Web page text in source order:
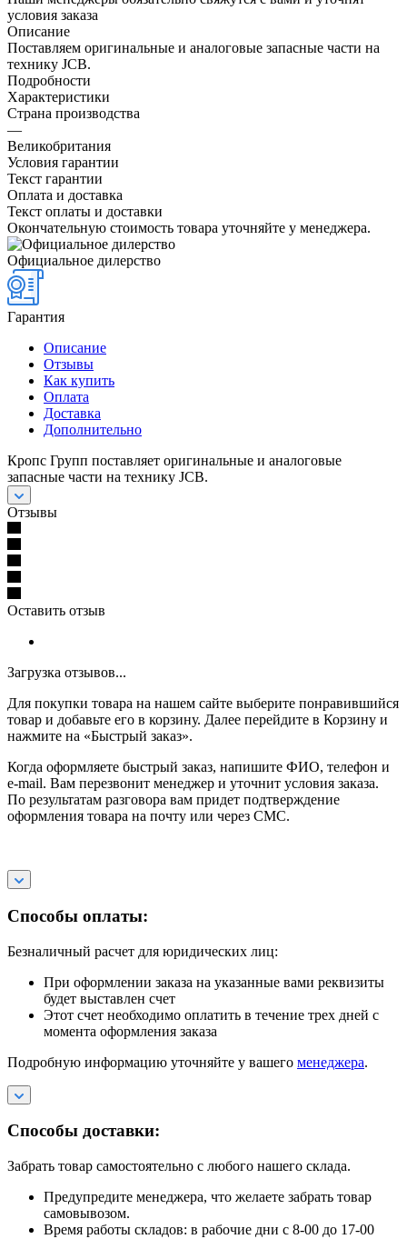
условия заказа
Описание
Поставляем оригинальные и аналоговые запасные части на
технику JCB.
Подробности
Характеристики
Страна производства
—
Великобритания
Условия гарантии
Текст гарантии
Оплата и доставка
Текст оплаты и доставки
Окончательную стоимость товара уточняйте у менеджера.
Официальное дилерство
Гарантия
Описание
Отзывы
Как купить
Оплата
Доставка
Дополнительно
Кропс Групп поставляет оригинальные и аналоговые
запасные части на технику JCB.
Отзывы
Оставить отзыв
Загрузка отзывов...
Для покупки товара на нашем сайте выберите понравившийся
товар и добавьте его в корзину. Далее перейдите в Корзину и
нажмите на «Быстрый заказ».
Когда оформляете быстрый заказ, напишите ФИО, телефон и
e-mail. Вам перезвонит менеджер и уточнит условия заказа.
По результатам разговора вам придет подтверждение
оформления товара на почту или через СМС.
Способы оплаты:
Безналичный расчет для юридических лиц:
При оформлении заказа на указанные вами реквизиты
будет выставлен счет
Этот счет необходимо оплатить в течение трех дней с
момента оформления заказа
Подробную информацию уточняйте у вашего менеджера.
Способы доставки:
Забрать товар самостоятельно с любого нашего склада.
Предупредите менеджера, что желаете забрать товар
самовывозом.
Время работы складов: в рабочие дни с 8-00 до 17-00